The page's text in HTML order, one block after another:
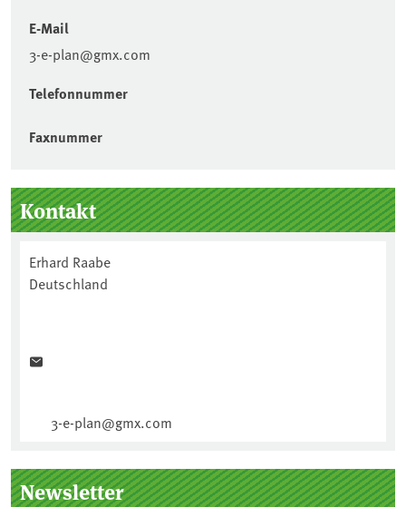
E-Mail
3-e-plan@gmx.com
Telefonnummer
Faxnummer
Seitenleiste
Kontakt
Erhard Raabe
Deutschland
3-e-plan@gmx.com
Newsletter